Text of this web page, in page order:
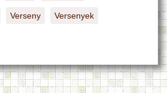
Verseny Versenyek